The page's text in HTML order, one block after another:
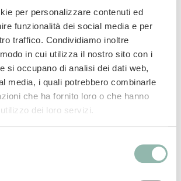
per personalizzare contenuti ed
funzionalità dei social media e per
traffico. Condividiamo inoltre
in cui utilizza il nostro sito con i
si occupano di analisi dei dati web,
media, i quali potrebbero combinarle
che ha fornito loro o che hanno
dei loro servizi.
calcio (2.000 metri quadrati),
Grazie a particolari forze
odorigene si legano molto
e stabilmente al carbone attivo.
principio prende il nome di
Waals". Grazie alla superficie
caratterizza e alle forze di van-
attivo è in grado di
con successo, già da molto